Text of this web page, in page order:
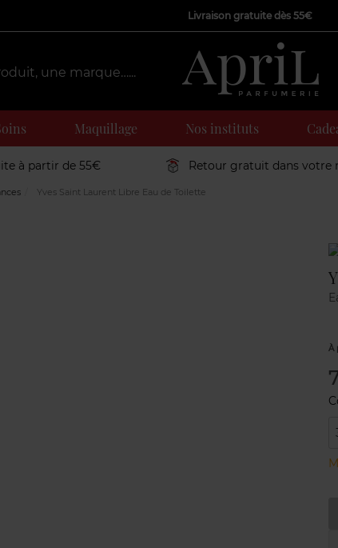
Livraison gratuite dès 55€
Maquillage Nos instituts
à partir de 55€ Retour gratuit dans votre
Yves Saint Laurent Libre Eau de Toilette
À